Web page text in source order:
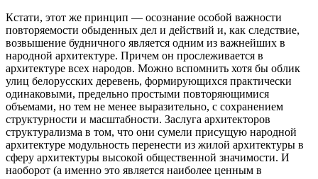
Кстати, этот же принцип — осознание особой важности
повторяемости обыденных дел и действий и, как следствие,
возвышение будничного является одним из важнейших в
народной архитектуре. Причем он прослеживается в
архитектуре всех народов. Можно вспомнить хотя бы облик
улиц белорусских деревень, формирующихся практически
одинаковыми, предельно простыми повторяющимися
объемами, но тем не менее выразительно, с сохранением
структурности и масштабности. Заслуга архитекторов
структурализма в том, что они сумели присущую народной
архитектуре модульность перенести из жилой архитектуры в
сферу архитектуры высокой общественной значимости. И
наоборот (а именно это является наиболее ценным в